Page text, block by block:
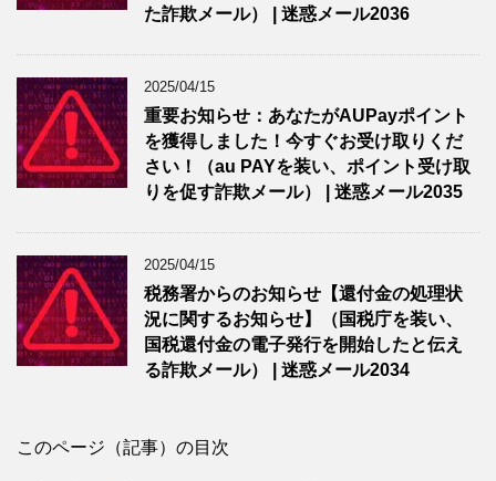
た詐欺メール） | 迷惑メール2036
2025/04/15
重要お知らせ：あなたがAUPayポイント
を獲得しました！今すぐお受け取りくだ
さい！（au PAYを装い、ポイント受け取
りを促す詐欺メール） | 迷惑メール2035
2025/04/15
税務署からのお知らせ【還付金の処理状
況に関するお知らせ】（国税庁を装い、
国税還付金の電子発行を開始したと伝え
る詐欺メール） | 迷惑メール2034
このページ（記事）の目次